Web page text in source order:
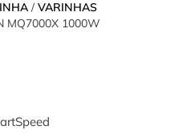
/ VARINHAS
MQ7000X 1000W